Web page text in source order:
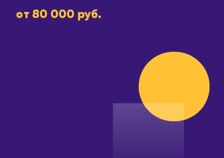
помогают достигать бизнес-целей.
дизайн, интуитивная навигация и
от 80 000 руб.